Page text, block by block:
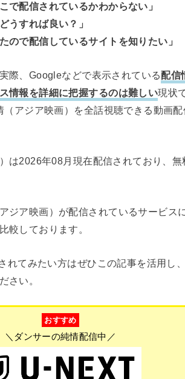
で配信されているかわからない」
うすれば良い？」
ので配信しているサイトを知りたい」
際、Googleなどで表示されている配信
情報を詳細に把握するのは難しい現状
アジア映画）を全話視聴できる動画
は2026年08月現在配信されており、無
ジア映画）が配信されているサービス
較しております。
れてみたい方はぜひこの記事を活用し
さい。
おすすめ
＼ダンサーの純情配信中／